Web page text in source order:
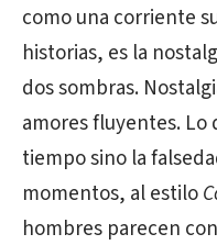
como una corriente
historias, es la
dos sombras.
amores fluyentes.
tiempo sino la
momentos, al estilo
hombres parecen